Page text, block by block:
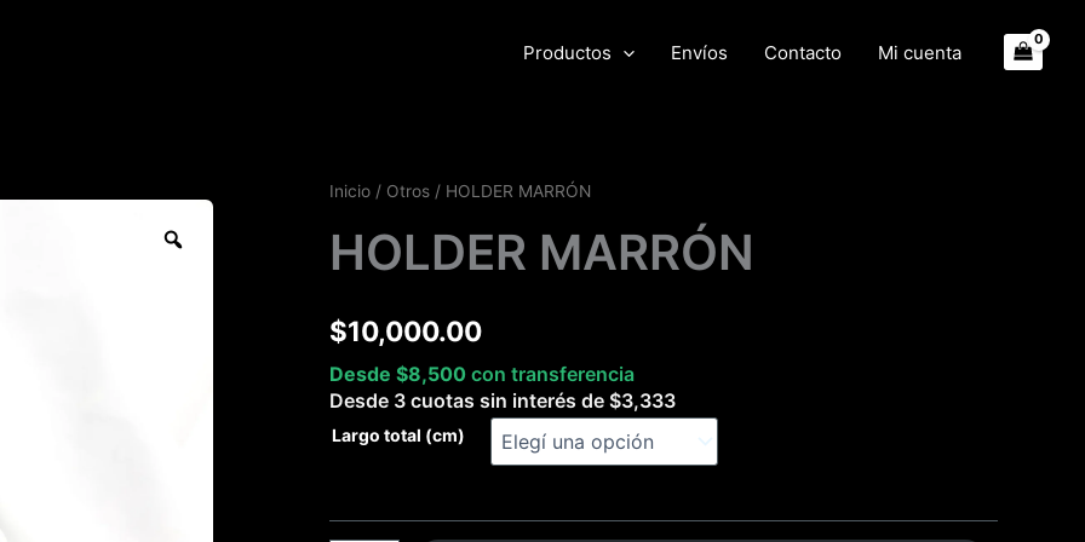
Productos Envíos Contacto Mi cuenta
Inicio / Otros / HOLDER MARRÓN
HOLDER MARRÓN
$10,000.00
Desde $8,500 con transferencia
Desde 3 cuotas sin interés de $3,333
Largo total (cm)
HOLDER
cantidad